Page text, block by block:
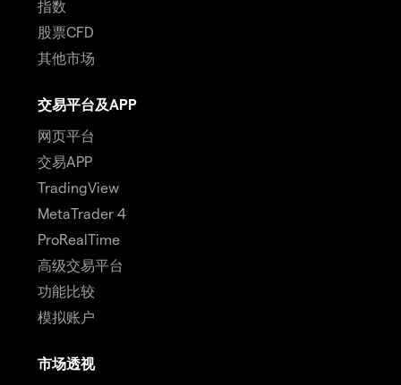
指数
股票CFD
其他市场
交易平台及APP
网页平台
交易APP
TradingView
MetaTrader 4
ProRealTime
高级交易平台
功能比较
模拟账户
市场透视